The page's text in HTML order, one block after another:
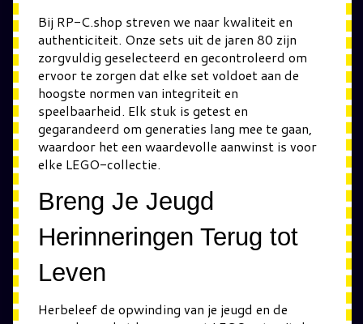
Bij RP-C.shop streven we naar kwaliteit en
authenticiteit. Onze sets uit de jaren 80 zijn
zorgvuldig geselecteerd en gecontroleerd om
ervoor te zorgen dat elke set voldoet aan de
hoogste normen van integriteit en
speelbaarheid. Elk stuk is getest en
gegarandeerd om generaties lang mee te gaan,
waardoor het een waardevolle aanwinst is voor
elke LEGO-collectie.
Breng Je Jeugd
Herinneringen Terug tot
Leven
Herbeleef de opwinding van je jeugd en de